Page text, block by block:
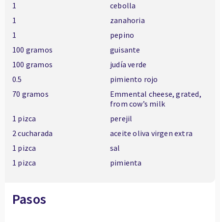
1
cebolla
1
zanahoria
1
pepino
100 gramos
guisante
100 gramos
judía verde
0.5
pimiento rojo
70 gramos
Emmental cheese, grated,
from cow’s milk
1 pizca
perejil
2 cucharada
aceite oliva virgen extra
1 pizca
sal
1 pizca
pimienta
Pasos